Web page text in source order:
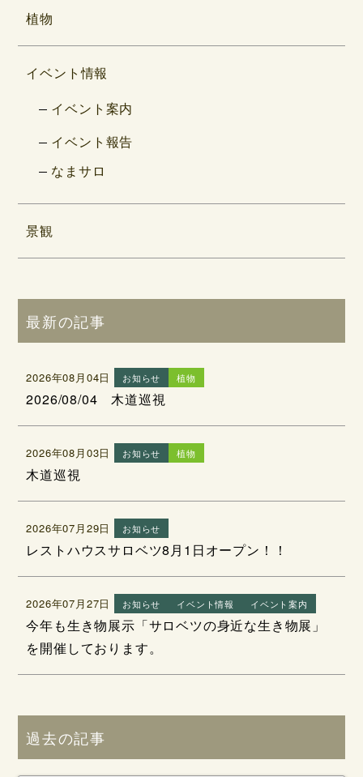
植物
イベント情報
イベント案内
イベント報告
なまサロ
景観
最新の記事
2026年08月04日 お知らせ 植物
2026/08/04 木道巡視
2026年08月03日 お知らせ 植物
木道巡視
2026年07月29日 お知らせ
レストハウスサロベツ8月1日オープン！！
2026年07月27日 お知らせ イベント情報 イベント案内
今年も生き物展示「サロベツの身近な生き物展」
を開催しております。
過去の記事